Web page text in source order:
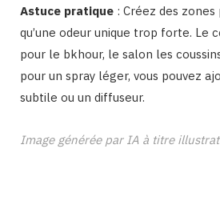
Astuce pratique : Créez des
qu’une odeur unique trop forte. Le
pour le bkhour, le salon les
pour un spray léger, vous pouvez
subtile ou un diffuseur.
Image générée par IA à titre